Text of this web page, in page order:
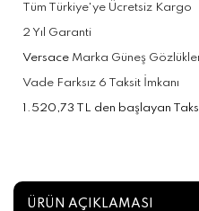
Tüm Türkiye'ye Ücretsiz Kargo
2 Yıl Garanti
Versace Marka Güneş
Vade Farksız 6 Taksit İmkanı
1.520,73 TL den başlayan
ÜRÜN AÇIKLAMASI